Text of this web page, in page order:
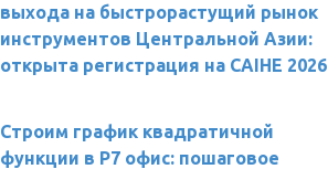
выхода на быстрорастущий рынок
инструментов Центральной Азии:
открыта регистрация на CAIHE 2026
Строим график квадратичной
функции в Р7 офис: пошаговое